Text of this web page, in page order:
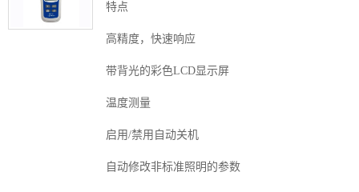
特点
高精度，快速响应
带背光的彩色LCD显示屏
温度测量
启用/禁用自动关机
自动修改非标准照明的参数